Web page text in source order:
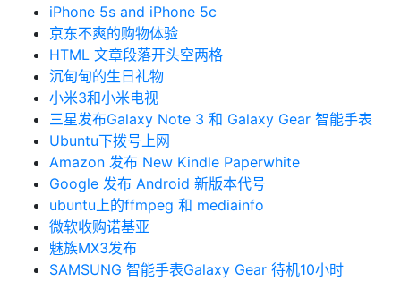
iPhone 5s and iPhone 5c
京东不爽的购物体验
HTML 文章段落开头空两格
沉甸甸的生日礼物
小米3和小米电视
三星发布Galaxy Note 3 和 Galaxy Gear 智能手表
Ubuntu下拨号上网
Amazon 发布 New Kindle Paperwhite
Google 发布 Android 新版本代号
ubuntu上的ffmpeg 和 mediainfo
微软收购诺基亚
魅族MX3发布
SAMSUNG 智能手表Galaxy Gear 待机10小时